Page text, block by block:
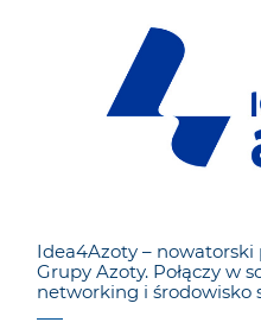
Idea4Azoty –
Grupy Azoty. Połączy w
networking i środowisko